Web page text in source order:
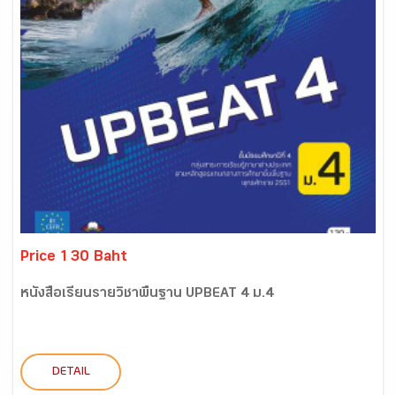
Price 130 Baht
หนังสือเรียนรายวิชาพื้นฐาน UPBEAT 4 ม.4
DETAIL